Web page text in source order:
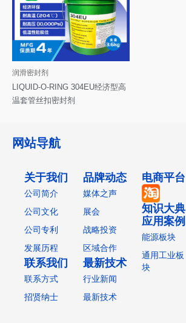
润滑密封剂
LIQUID-O-RING 304EU经济型高
温套管丝扣密封剂
网站导航
关于我们
公司简介
公司文化
公司专利
发展历程
联系我们
联系方式
招贤纳士
品牌动态
媒体之声
展会
战略投资
区域合作
最新技术
行业新闻
最新技术
电商平台
知识大典
应用案例
能源板块
通用工业板
块